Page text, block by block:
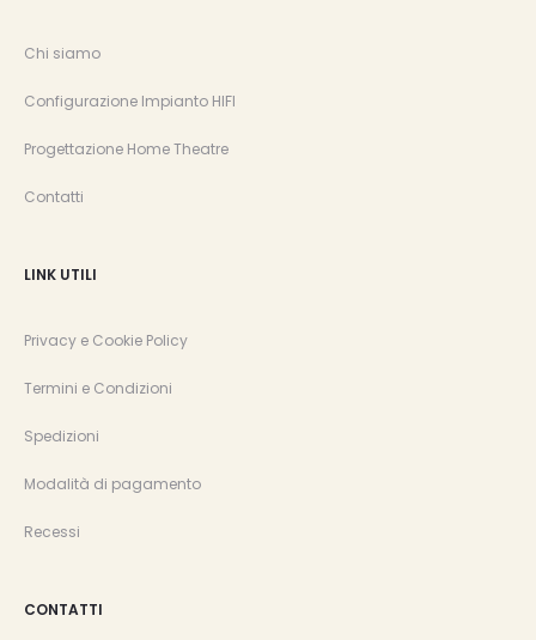
Chi siamo
Configurazione Impianto HIFI
Progettazione Home Theatre
Contatti
LINK UTILI
Privacy e Cookie Policy
Termini e Condizioni
Spedizioni
Modalità di pagamento
Recessi
CONTATTI